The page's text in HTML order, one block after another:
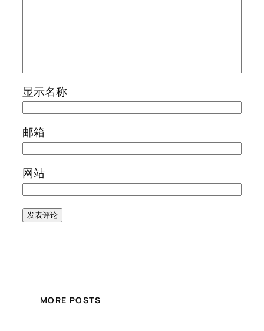
显示名称
邮箱
网站
MORE POSTS